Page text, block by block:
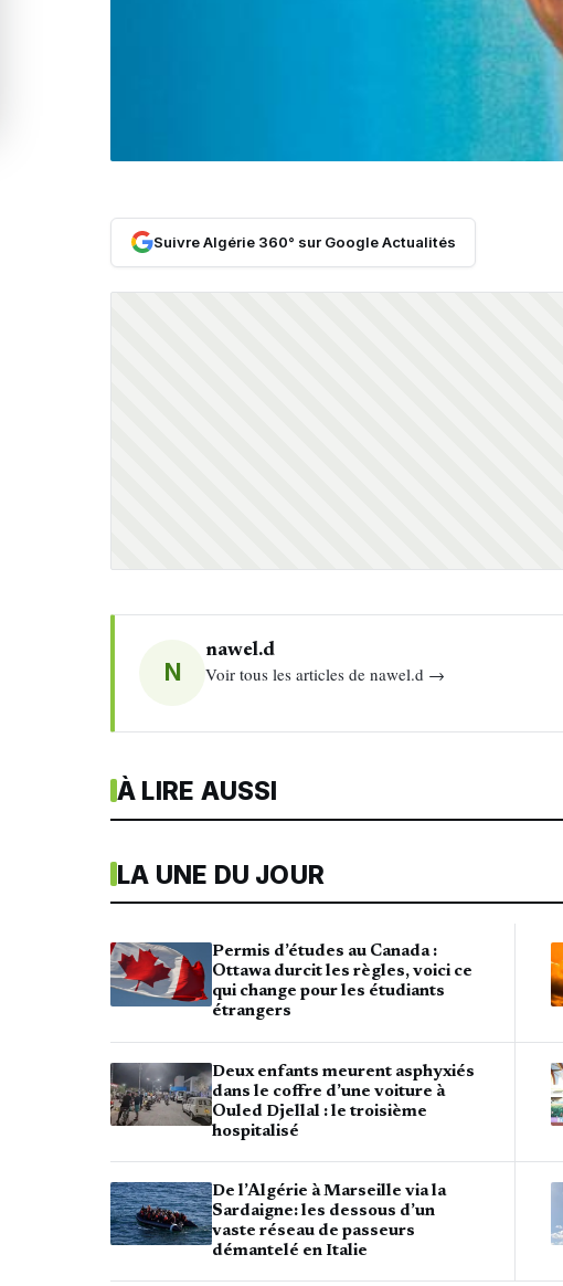
Suivre Algérie 360° sur Google Actualités
N
nawel.d
Voir tous les articles de nawel.d →
À LIRE AUSSI
LA UNE DU JOUR
Permis d’études au Canada :
Ottawa durcit les règles, voici ce
qui change pour les étudiants
étrangers
Deux enfants meurent asphyxiés
dans le coffre d’une voiture à
Ouled Djellal : le troisième
hospitalisé
De l’Algérie à Marseille via la
Sardaigne: les dessous d’un
vaste réseau de passeurs
démantelé en Italie